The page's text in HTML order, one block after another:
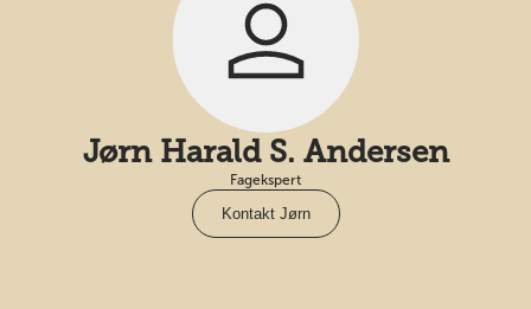
Jørn Harald S. Andersen
Fagekspert
Kontakt Jørn